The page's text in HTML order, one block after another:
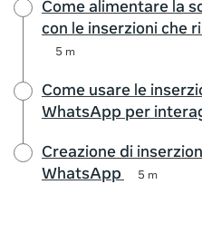
Come alimentare la
con le inserzioni che
5 m
Come usare le
WhatsApp per
Creazione di
WhatsApp
5 m